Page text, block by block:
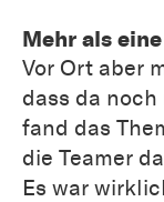
Mehr als
Vor Ort aber
dass da noch
fand das
die Teamer
Es war